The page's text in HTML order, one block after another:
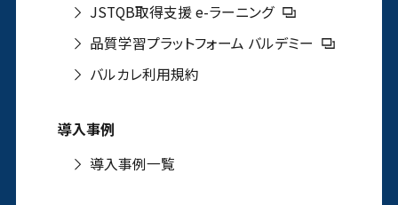
JSTQB取得支援 e-ラーニング
品質学習プラットフォーム バルデミー
バルカレ利用規約
導入事例
導入事例一覧